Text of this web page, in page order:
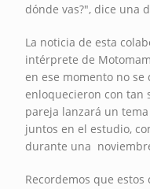
dónde vas?", dice una
La noticia de esta
intérprete de
en ese momento no
enloquecieron con tan
pareja lanzará un
juntos en el estudio,
durante una
Recordemos que